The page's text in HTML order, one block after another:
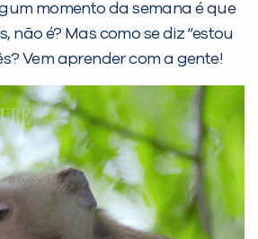
momento da semana é que
não é? Mas como se diz “estou
Vem aprender com a gente!
DE MÉTODO